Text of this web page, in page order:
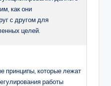
как они
с другом для
целей.
принципы, которые лежат
работы